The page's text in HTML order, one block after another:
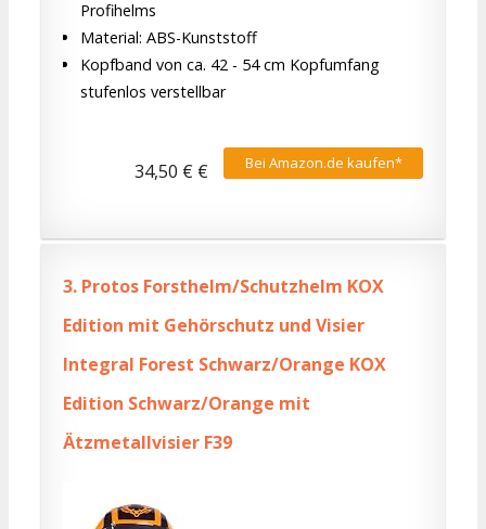
Profihelms
Material: ABS-Kunststoff
Kopfband von ca. 42 - 54 cm Kopfumfang
stufenlos verstellbar
Bei Amazon.de kaufen*
34,50 € €
3. Protos Forsthelm/Schutzhelm KOX
Edition mit Gehörschutz und Visier
Integral Forest Schwarz/Orange KOX
Edition Schwarz/Orange mit
Ätzmetallvisier F39